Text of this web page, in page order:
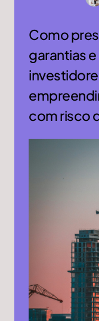
Como
garantias
com risco